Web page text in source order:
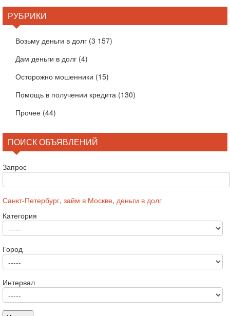
РУБРИКИ
Возьму деньги в долг (3 157)
Дам деньги в долг (4)
Осторожно мошенники (15)
Помощь в получении кредита (130)
Прочее (44)
ПОИСК ОБЪЯВЛЕНИЙ
Запрос
Санкт-Петербург, займ в Москве, деньги в долг
Категория
Город
Интервал